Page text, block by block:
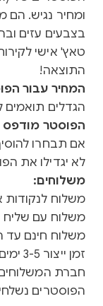
ומחיר נגיש. הם
בצבעים עזים
טאץ' אישי
התוצאה!
המחיר עבור
הגדלים תואמים
הפוסטר מודפס
אם תבחרו
לא יגדילו את
משלוחים:
משלוח לנקודות
משלוח עם שליח עד
משלוח חינם עד
חברת
הפוסטרים